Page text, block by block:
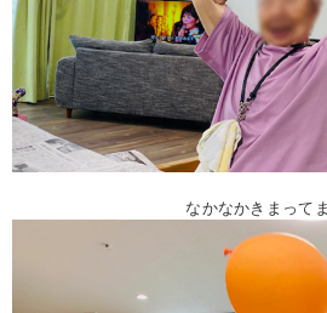
なかなかきまって